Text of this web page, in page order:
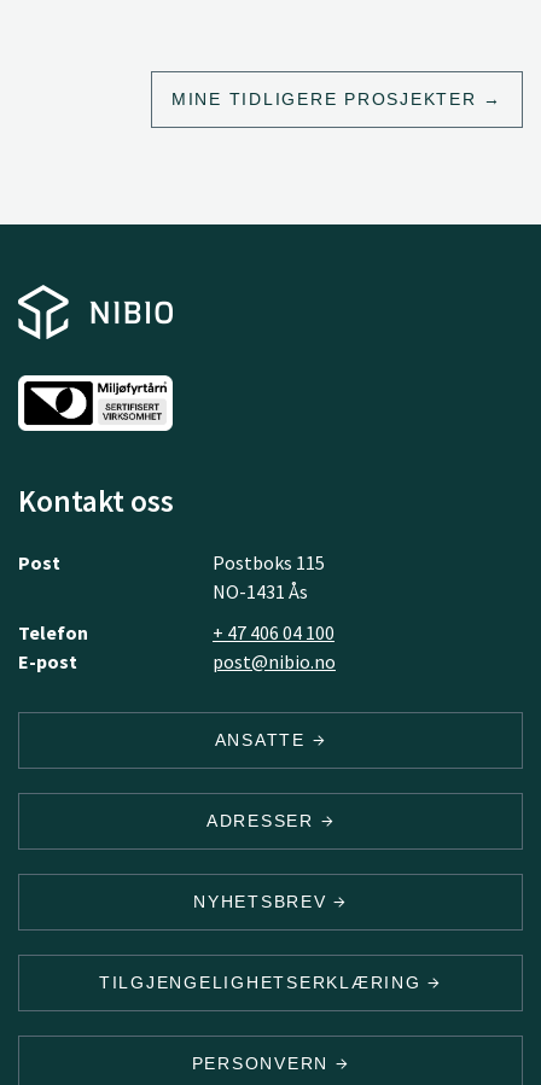
MINE TIDLIGERE PROSJEKTER
Kontakt oss
Post
Postboks 115
NO-1431 Ås
Telefon
+ 47 406 04 100
E-post
post@nibio.no
ANSATTE
ADRESSER
NYHETSBREV
TILGJENGELIGHETSERKLÆRING
PERSONVERN